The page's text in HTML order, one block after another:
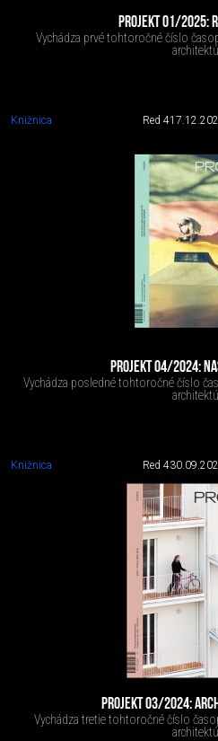
PROJEKT 01/2025:
Vychádza prvé tohtoročné číslo
Knižnica Red 4
PROJEKT 04/2024:
Vychádza posledné tohtoročné číslo
Knižnica Red 4
PROJEKT 03/2024:
Vychádza tretie tohtoročné číslo